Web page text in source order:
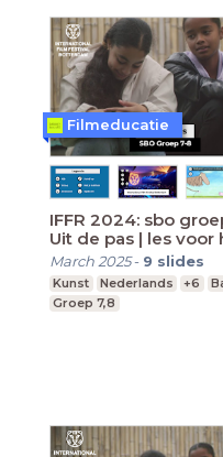
IFFR 2024: sbo
Uit de pas | les voor
filmbezoek
March 2025- 9 slides
Kunst Nederlands +6
Groep 7,8
Filmeducatie